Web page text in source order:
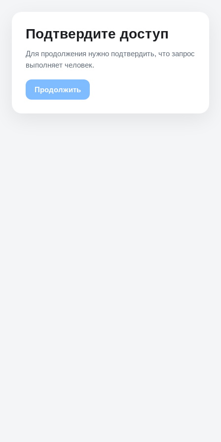
Подтвердите доступ
Для продолжения нужно подтвердить, что запрос
выполняет человек.
Продолжить